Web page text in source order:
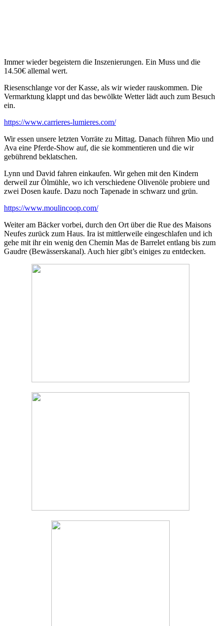
Immer wieder begeistern die Inszenierungen. Ein Muss und die
14.50€ allemal wert.
Riesenschlange vor der Kasse, als wir wieder rauskommen. Die
Vermarktung klappt und das bewölkte Wetter lädt auch zum Besuch
ein.
https://www.carrieres-lumieres.com/
Wir essen unsere letzten Vorräte zu Mittag. Danach führen Mio und
Ava eine Pferde-Show auf, die sie kommentieren und die wir
gebührend beklatschen.
Lynn und David fahren einkaufen. Wir gehen mit den Kindern
derweil zur Ölmühle, wo ich verschiedene Olivenöle probiere und
zwei Dosen kaufe. Dazu noch Tapenade in schwarz und grün.
https://www.moulincoop.com/
Weiter am Bäcker vorbei, durch den Ort über die Rue des Maisons
Neufes zurück zum Haus. Ira ist mittlerweile eingeschlafen und ich
gehe mit ihr ein wenig den Chemin Mas de Barrelet entlang bis zum
Gaudre (Bewässerskanal). Auch hier gibt’s einiges zu entdecken.